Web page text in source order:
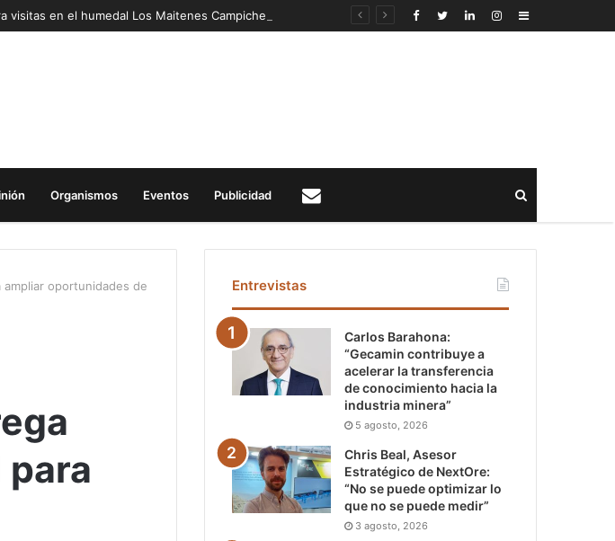
visitas en el humedal Los Maitenes Campiche Sidebar
Organismos Eventos Publicidad
oportunidades de
Entrevistas
Carlos Barahona:
“Gecamin contribuye a
acelerar la transferencia
de conocimiento hacia la
industria minera”
5 agosto, 2026
Chris Beal, Asesor
Estratégico de NextOre:
“No se puede optimizar lo
que no se puede medir”
3 agosto, 2026